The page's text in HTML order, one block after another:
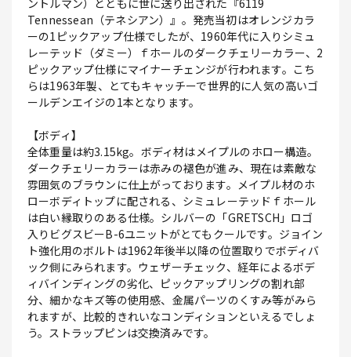
ントルマン）とともに世に送り出された『6119
Tennessean（テネシアン）』。発売当初はオレンジカラ
ーの1ピックアップ仕様でしたが、1960年代に入りシミュ
レーテッド（ダミー）ｆホールのダークチェリーカラー、2
ピックアップ仕様にマイナーチェンジが行われます。こち
らは1963年製、とてもキャッチーで世界的に人気の高いゴ
ールデンエイジの1本となります。
【ボディ】
全体重量は約3.15kg。ボディ材はメイプルのホロー構造。
ダークチェリーカラーは赤みの褪色が進み、現在は素敵な
雰囲気のブラウンに仕上がっております。メイプル材のホ
ローボディトップに配される、シミュレーテッドｆホール
は白い縁取りのある仕様。シルバーの「GRETSCH」ロゴ
入りビグスビーB-6ユニットがとてもクールです。ジョイン
ト強化用のボルトは1962年後半以降の位置取りでボディバ
ック側にみられます。ウェザーチェック、経年によるボデ
ィバインディングの劣化、ピックアップリングの割れ部
分、細かなキズ等の使用感、金属パーツのくすみ等がみら
れますが、比較的きれいなコンディションといえるでしょ
う。ストラップピンは交換済みです。